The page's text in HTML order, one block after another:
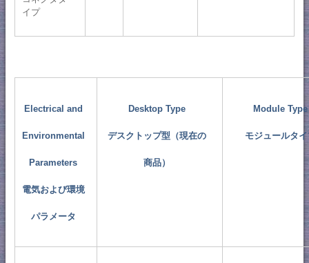
イプ
Electrical and
Environmental
Parameters
電気および環境
パラメータ
Desktop Type
デスクトップ型（現在の
商品）
Module Type
モジュールタ